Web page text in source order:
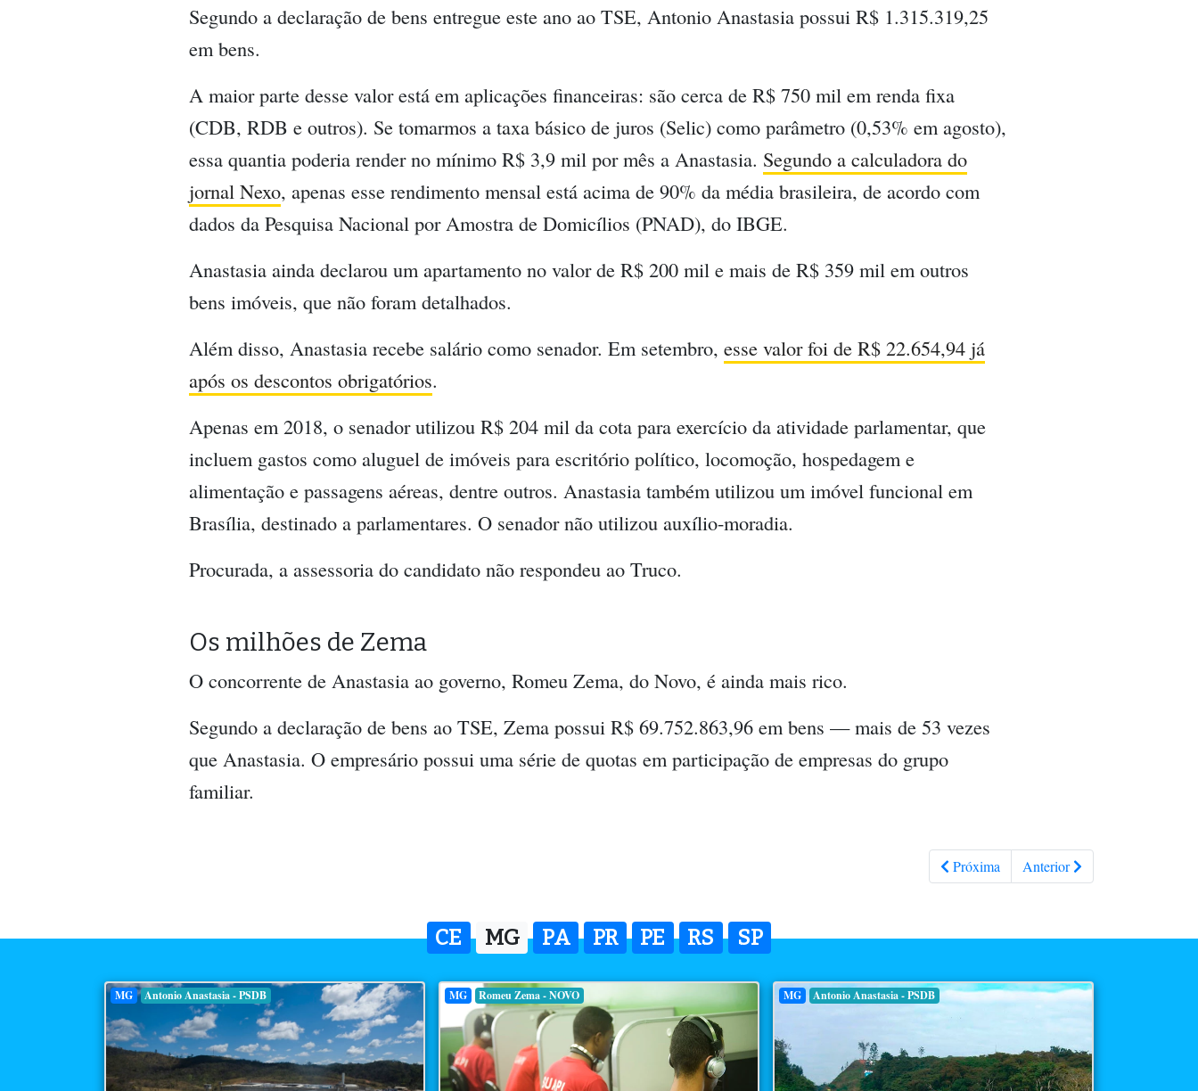
Segundo a declaração de bens entregue este ano ao TSE, Antonio Anastasia possui R$ 1.315.319,25
em bens.
A maior parte desse valor está em aplicações financeiras: são cerca de R$ 750 mil em renda fixa
(CDB, RDB e outros). Se tomarmos a taxa básico de juros (Selic) como parâmetro (0,53% em agosto),
essa quantia poderia render no mínimo R$ 3,9 mil por mês a Anastasia. Segundo a calculadora do
jornal Nexo, apenas esse rendimento mensal está acima de 90% da média brasileira, de acordo com
dados da Pesquisa Nacional por Amostra de Domicílios (PNAD), do IBGE.
Anastasia ainda declarou um apartamento no valor de R$ 200 mil e mais de R$ 359 mil em outros
bens imóveis, que não foram detalhados.
Além disso, Anastasia recebe salário como senador. Em setembro, esse valor foi de R$ 22.654,94 já
após os descontos obrigatórios.
Apenas em 2018, o senador utilizou R$ 204 mil da cota para exercício da atividade parlamentar, que
incluem gastos como aluguel de imóveis para escritório político, locomoção, hospedagem e
alimentação e passagens aéreas, dentre outros. Anastasia também utilizou um imóvel funcional em
Brasília, destinado a parlamentares. O senador não utilizou auxílio-moradia.
Procurada, a assessoria do candidato não respondeu ao Truco.
Os milhões de Zema
O concorrente de Anastasia ao governo, Romeu Zema, do Novo, é ainda mais rico.
Segundo a declaração de bens ao TSE, Zema possui R$ 69.752.863,96 em bens — mais de 53 vezes
que Anastasia. O empresário possui uma série de quotas em participação de empresas do grupo
familiar.
Próxima Anterior
CE MG PA PR PE RS SP
MG Antonio Anastasia - PSDB MG Romeu Zema - NOVO MG Antonio Anastasia - PSDB